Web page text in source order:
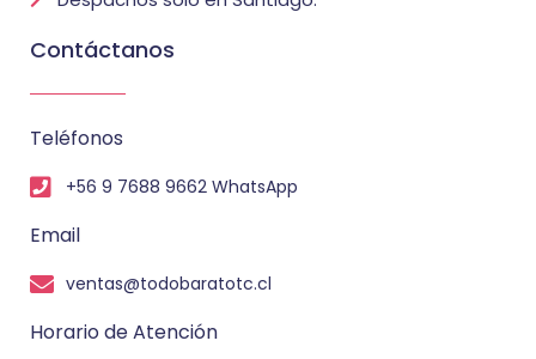
Contáctanos
Teléfonos
+56 9 7688 9662 WhatsApp
Email
ventas@todobaratotc.cl
Horario de Atención